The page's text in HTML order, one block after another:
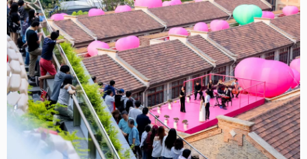
北证50 1122.88 +3.42 +0.30%